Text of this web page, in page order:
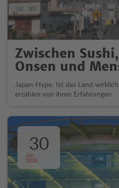
Zwischen
Onsen und
Japan-Hype: Ist das Land
erzählen von ihren Erfahrungen
30
Juli
2026